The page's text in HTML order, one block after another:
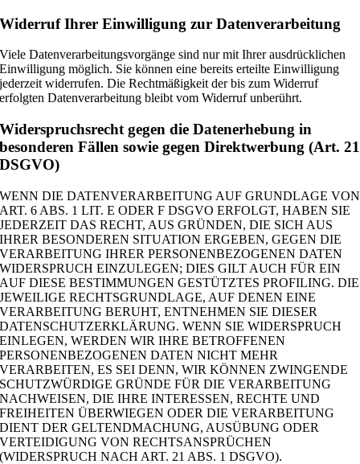
Widerruf Ihrer Einwilligung zur Datenverarbeitung
Viele Datenverarbeitungsvorgänge sind nur mit Ihrer ausdrücklichen
Einwilligung möglich. Sie können eine bereits erteilte Einwilligung
jederzeit widerrufen. Die Rechtmäßigkeit der bis zum Widerruf
erfolgten Datenverarbeitung bleibt vom Widerruf unberührt.
Widerspruchsrecht gegen die Datenerhebung in
besonderen Fällen sowie gegen Direktwerbung (Art. 21
DSGVO)
WENN DIE DATENVERARBEITUNG AUF GRUNDLAGE VON
ART. 6 ABS. 1 LIT. E ODER F DSGVO ERFOLGT, HABEN SIE
JEDERZEIT DAS RECHT, AUS GRÜNDEN, DIE SICH AUS
IHRER BESONDEREN SITUATION ERGEBEN, GEGEN DIE
VERARBEITUNG IHRER PERSONENBEZOGENEN DATEN
WIDERSPRUCH EINZULEGEN; DIES GILT AUCH FÜR EIN
AUF DIESE BESTIMMUNGEN GESTÜTZTES PROFILING. DIE
JEWEILIGE RECHTSGRUNDLAGE, AUF DENEN EINE
VERARBEITUNG BERUHT, ENTNEHMEN SIE DIESER
DATENSCHUTZERKLÄRUNG. WENN SIE WIDERSPRUCH
EINLEGEN, WERDEN WIR IHRE BETROFFENEN
PERSONENBEZOGENEN DATEN NICHT MEHR
VERARBEITEN, ES SEI DENN, WIR KÖNNEN ZWINGENDE
SCHUTZWÜRDIGE GRÜNDE FÜR DIE VERARBEITUNG
NACHWEISEN, DIE IHRE INTERESSEN, RECHTE UND
FREIHEITEN ÜBERWIEGEN ODER DIE VERARBEITUNG
DIENT DER GELTENDMACHUNG, AUSÜBUNG ODER
VERTEIDIGUNG VON RECHTSANSPRÜCHEN
(WIDERSPRUCH NACH ART. 21 ABS. 1 DSGVO).